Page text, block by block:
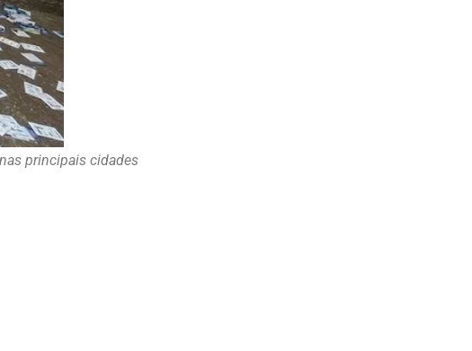
principais cidades